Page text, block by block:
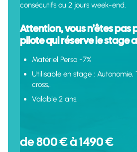
consécutifs ou 2 jours week-end.
Attention, vous n'êtes pas
pilote qui réserve le stage
Matériel Perso -7%
Utilisable en stage :
cross,.
Valable 2 ans.
de 800 € à 1490 €